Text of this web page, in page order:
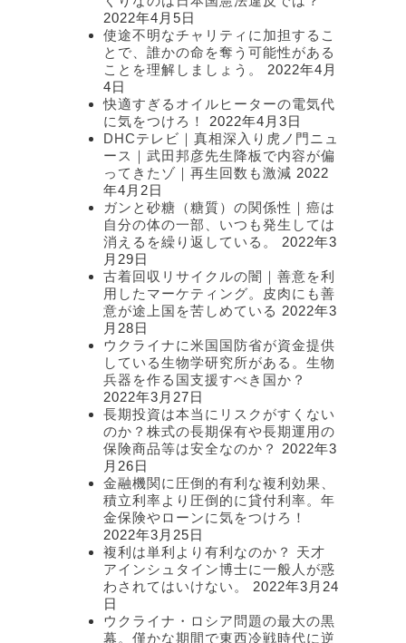
2022年4月5日
使途不明なチャリティに加担するこ
とで、誰かの命を奪う可能性がある
ことを理解しましょう。
2022年4月
4日
快適すぎるオイルヒーターの電気代
に気をつけろ！
2022年4月3日
DHCテレビ｜真相深入り虎ノ門ニュ
ース｜武田邦彦先生降板で内容が偏
ってきたゾ｜再生回数も激減 2022
年4月2日
ガンと砂糖（糖質）の関係性｜癌は
自分の体の一部、いつも発生しては
消えるを繰り返している。
2022年3
月29日
古着回収リサイクルの闇｜善意を利
用したマーケティング。皮肉にも善
意が途上国を苦しめている 2022年3
月28日
ウクライナに米国国防省が資金提供
している生物学研究所がある。生物
兵器を作る国支援すべき国か？
2022年3月27日
長期投資は本当にリスクがすくない
のか？株式の長期保有や長期運用の
保険商品等は安全なのか？
2022年3
月26日
金融機関に圧倒的有利な複利効果、
積立利率より圧倒的に貸付利率。年
金保険やローンに気をつけろ！
2022年3月25日
複利は単利より有利なのか？ 天才
アインシュタイン博士に一般人が惑
わされてはいけない。
2022年3月24
日
ウクライナ・ロシア問題の最大の黒
幕。僅かな期間で東西冷戦時代に逆